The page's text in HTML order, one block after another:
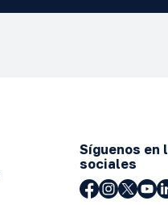
Síguenos en
sociales